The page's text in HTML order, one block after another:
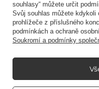
+48512350052
Candle World,Tarnowska
souhlasy“ můžete určit
Svůj souhlas můžete
prohlížeče z příslušného
podmínkách a ochraně
Soukromí a podmínky